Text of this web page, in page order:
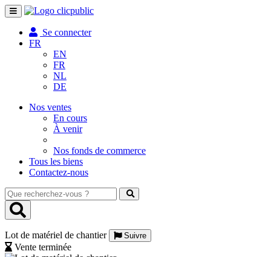
Toggle
navigation
Se connecter
FR
EN
FR
NL
DE
Nos ventes
En cours
À venir
Nos fonds de commerce
Tous les biens
Contactez-nous
Que
recherchez-
vous
Lot de matériel de chantier
Suivre
Vente terminée